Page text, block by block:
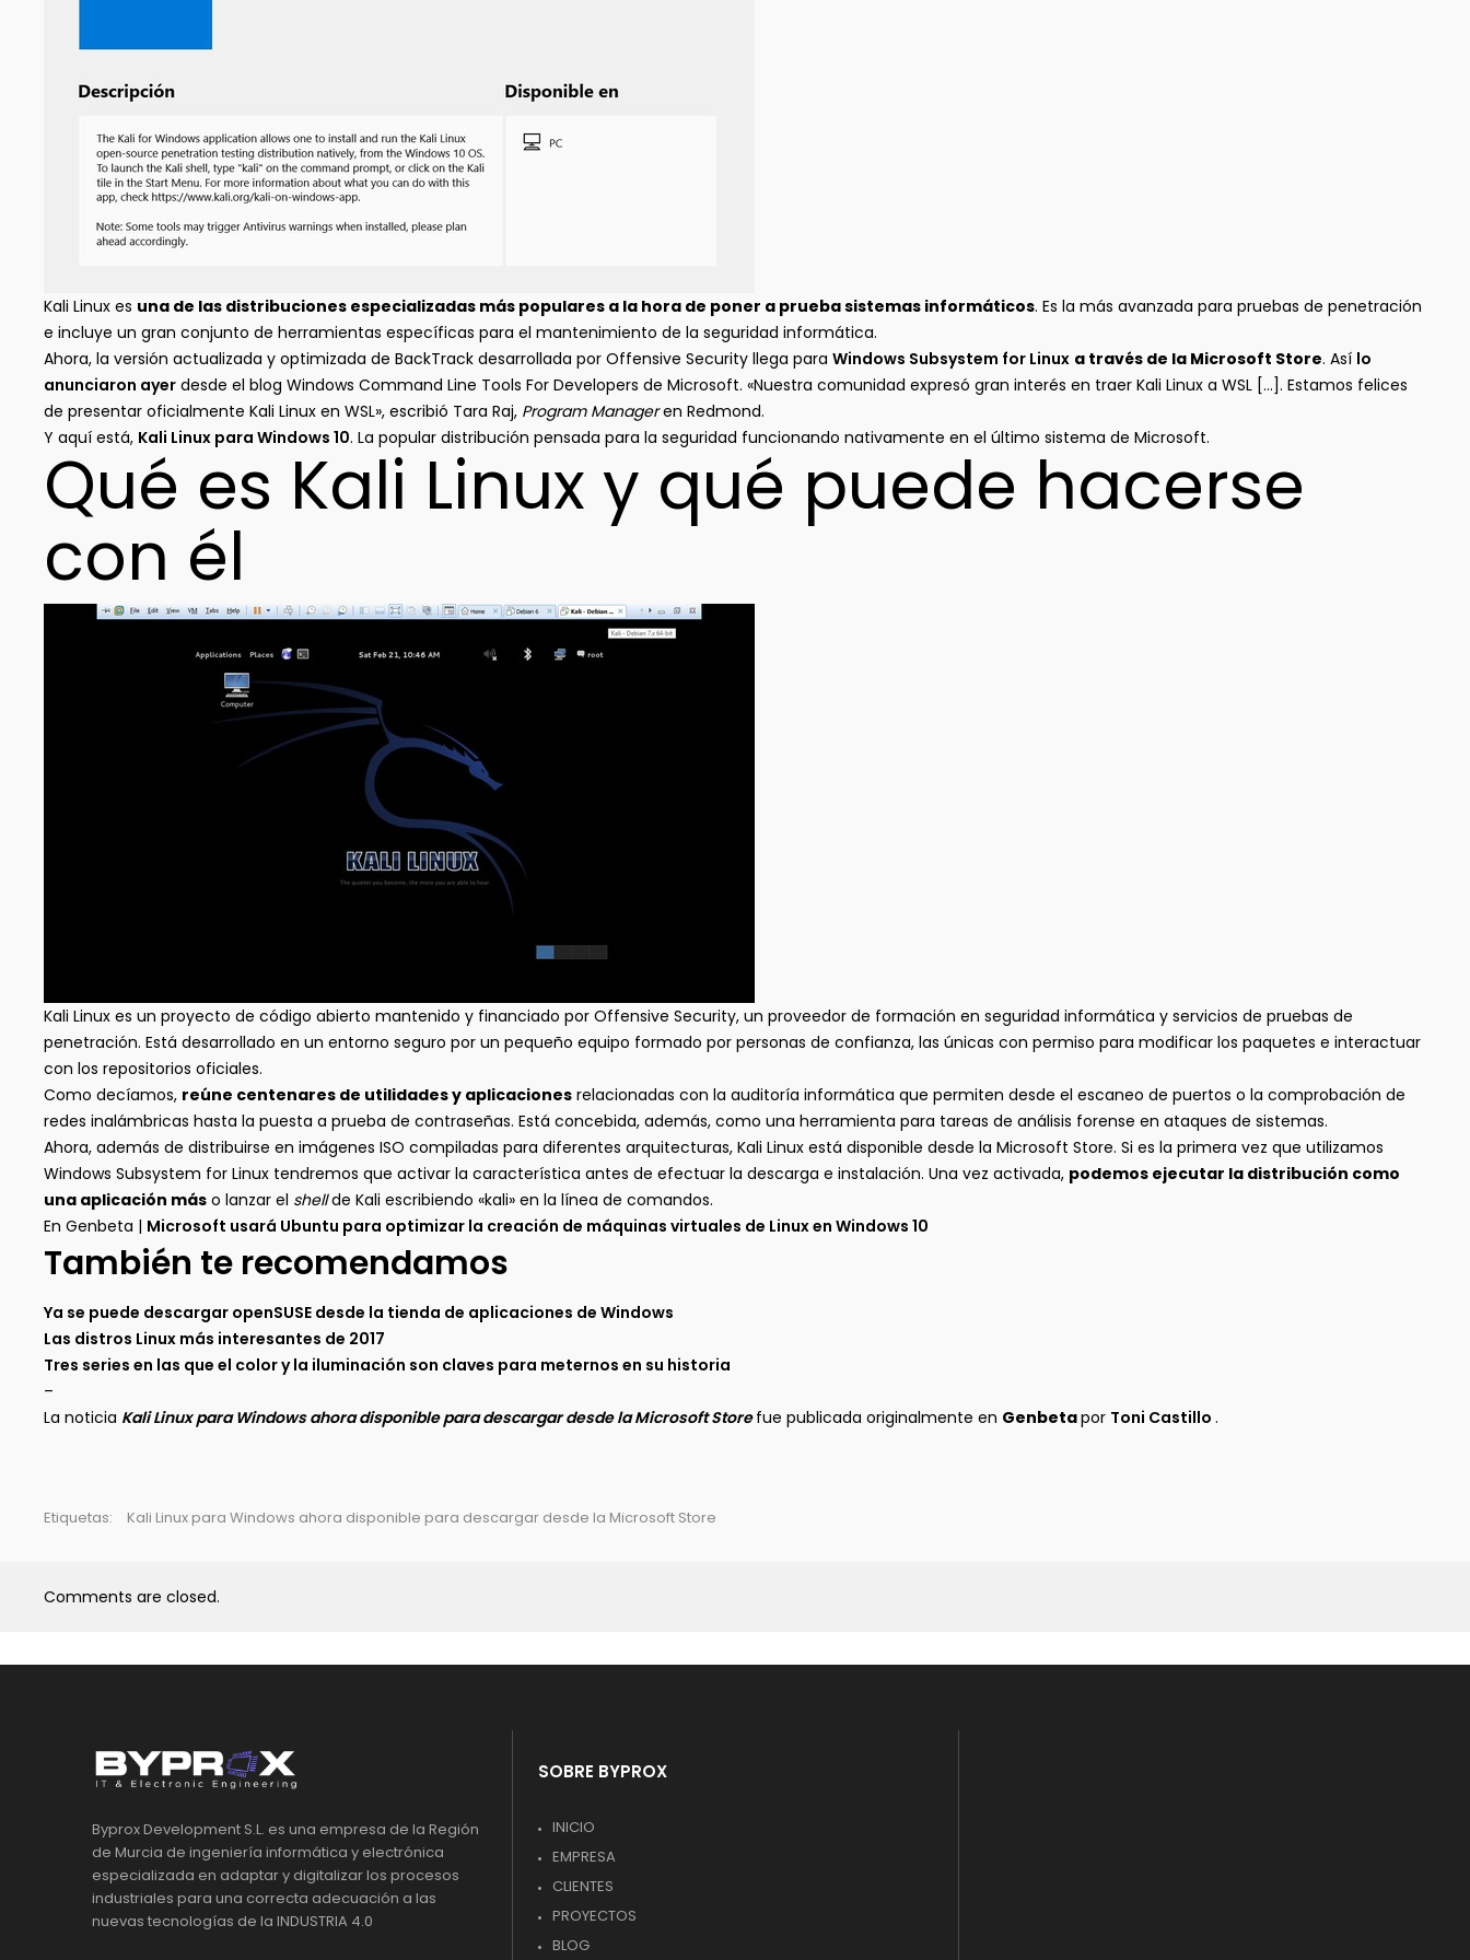
Kali Linux es una de las distribuciones especializadas más populares a la hora de poner a prueba sistemas informáticos. Es la más avanzada para pruebas de penetración
e incluye un gran conjunto de herramientas específicas para el mantenimiento de la seguridad informática.
Ahora, la versión actualizada y optimizada de BackTrack desarrollada por Offensive Security llega para Windows Subsystem for Linux a través de la Microsoft Store. Así lo
anunciaron ayer desde el blog Windows Command Line Tools For Developers de Microsoft. «Nuestra comunidad expresó gran interés en traer Kali Linux a WSL […]. Estamos felices
de presentar oficialmente Kali Linux en WSL», escribió Tara Raj, Program Manageren Redmond.
Y aquí está, Kali Linux para Windows 10. La popular distribución pensada para la seguridad funcionando nativamente en el último sistema de Microsoft.
Qué es Kali Linux y qué puede hacerse
con él
Kali Linux es un proyecto de código abierto mantenido y financiado por Offensive Security, un proveedor de formación en seguridad informática y servicios de pruebas de
penetración. Está desarrollado en un entorno seguro por un pequeño equipo formado por personas de confianza, las únicas con permiso para modificar los paquetes e interactuar
con los repositorios oficiales.
Como decíamos, reúne centenares de utilidades y aplicaciones relacionadas con la auditoría informática que permiten desde el escaneo de puertos o la comprobación de
redes inalámbricas hasta la puesta a prueba de contraseñas. Está concebida, además, como una herramienta para tareas de análisis forense en ataques de sistemas.
Ahora, además de distribuirse en imágenes ISO compiladas para diferentes arquitecturas, Kali Linux está disponible desde la Microsoft Store. Si es la primera vez que utilizamos
Windows Subsystem for Linux tendremos que activar la característica antes de efectuar la descarga e instalación. Una vez activada, podemos ejecutar la distribución como
una aplicación más o lanzar el shellde Kali escribiendo «kali» en la línea de comandos.
En Genbeta | Microsoft usará Ubuntu para optimizar la creación de máquinas virtuales de Linux en Windows 10
También te recomendamos
Ya se puede descargar openSUSE desde la tienda de aplicaciones de Windows
Las distros Linux más interesantes de 2017
Tres series en las que el color y la iluminación son claves para meternos en su historia
–
La noticia Kali Linux para Windows ahora disponible para descargar desde la Microsoft Storefue publicada originalmente en Genbetapor Toni Castillo .
Etiquetas: Kali Linux para Windows ahora disponible para descargar desde la Microsoft Store
Comments are closed.
Byprox Development S.L. es una empresa de la Región
de Murcia de ingeniería informática y electrónica
especializada en adaptar y digitalizar los procesos
industriales para una correcta adecuación a las
nuevas tecnologías de la INDUSTRIA 4.0
SOBRE BYPROX
INICIO
EMPRESA
CLIENTES
PROYECTOS
BLOG